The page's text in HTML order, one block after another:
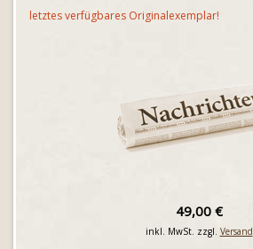
letztes verfügbares Originalexemplar!
49,00 €
inkl. MwSt. zzgl. Versand